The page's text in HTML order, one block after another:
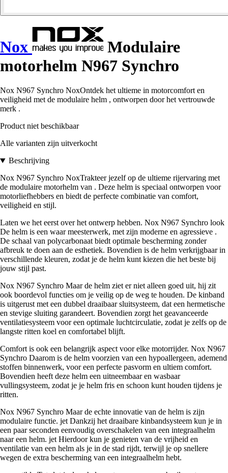
Nox
Modulaire
motorhelm N967 Synchro
Nox N967 Synchro NoxOntdek het ultieme in motorcomfort en
veiligheid met de modulaire helm , ontworpen door het vertrouwde
merk .
Product niet beschikbaar
Alle varianten zijn uitverkocht
Beschrijving
Nox N967 Synchro NoxTrakteer jezelf op de ultieme rijervaring met
de modulaire motorhelm van . Deze helm is speciaal ontworpen voor
motorliefhebbers en biedt de perfecte combinatie van comfort,
veiligheid en stijl.
Laten we het eerst over het ontwerp hebben. Nox N967 Synchro look
De helm is een waar meesterwerk, met zijn moderne en agressieve .
De schaal van polycarbonaat biedt optimale bescherming zonder
afbreuk te doen aan de esthetiek. Bovendien is de helm verkrijgbaar in
verschillende kleuren, zodat je de helm kunt kiezen die het beste bij
jouw stijl past.
Nox N967 Synchro Maar de helm ziet er niet alleen goed uit, hij zit
ook boordevol functies om je veilig op de weg te houden. De kinband
is uitgerust met een dubbel draaibaar sluitsysteem, dat een hermetische
en stevige sluiting garandeert. Bovendien zorgt het geavanceerde
ventilatiesysteem voor een optimale luchtcirculatie, zodat je zelfs op de
langste ritten koel en comfortabel blijft.
Comfort is ook een belangrijk aspect voor elke motorrijder. Nox N967
Synchro Daarom is de helm voorzien van een hypoallergeen, ademend
stoffen binnenwerk, voor een perfecte pasvorm en ultiem comfort.
Bovendien heeft deze helm een uitneembaar en wasbaar
vullingsysteem, zodat je je helm fris en schoon kunt houden tijdens je
ritten.
Nox N967 Synchro Maar de echte innovatie van de helm is zijn
modulaire functie. jet Dankzij het draaibare kinbandsysteem kun je in
een paar seconden eenvoudig overschakelen van een integraalhelm
naar een helm. jet Hierdoor kun je genieten van de vrijheid en
ventilatie van een helm als je in de stad rijdt, terwijl je op snellere
wegen de extra bescherming van een integraalhelm hebt.